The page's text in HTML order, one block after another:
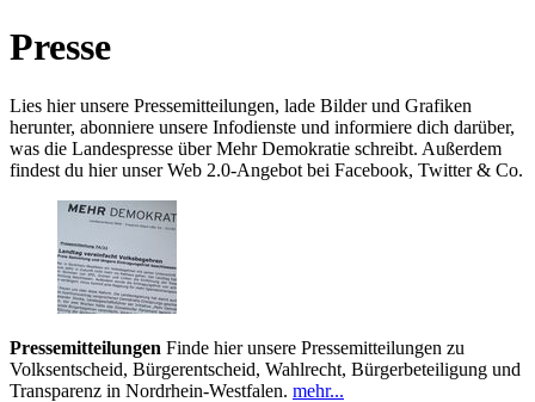
Presse
Lies hier unsere Pressemitteilungen, lade Bilder und Grafiken
herunter, abonniere unsere Infodienste und informiere dich darüber,
was die Landespresse über Mehr Demokratie schreibt. Außerdem
findest du hier unser Web 2.0-Angebot bei Facebook, Twitter & Co.
Pressemitteilungen Finde hier unsere Pressemitteilungen zu
Volksentscheid, Bürgerentscheid, Wahlrecht, Bürgerbeteiligung und
Transparenz in Nordrhein-Westfalen. mehr...